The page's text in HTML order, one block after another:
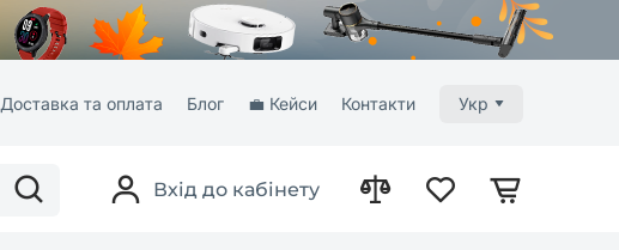
Доставка та оплата Блог 💼 Кейси Контакти Укр
Вхід до кабінету